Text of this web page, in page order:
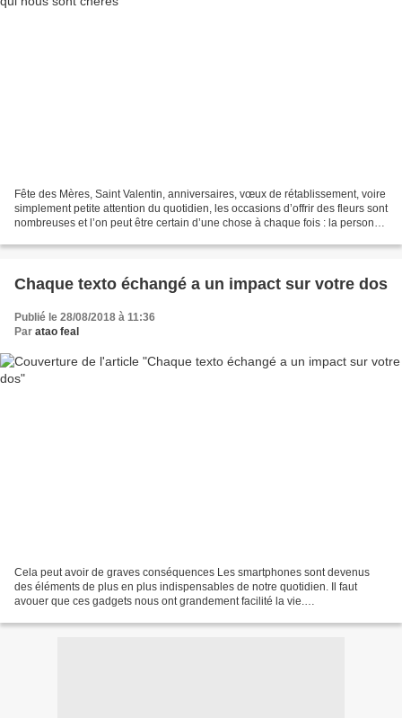
Fête des Mères, Saint Valentin, anniversaires, vœux de rétablissement, voire
simplement petite attention du quotidien, les occasions d’offrir des fleurs sont
nombreuses et l’on peut être certain d’une chose à chaque fois : la personne
Chaque texto échangé a un impact sur votre dos
Publié le 28/08/2018 à 11:36
Par atao feal
Cela peut avoir de graves conséquences Les smartphones sont devenus
des éléments de plus en plus indispensables de notre quotidien. Il faut
avouer que ces gadgets nous ont grandement facilité la vie.